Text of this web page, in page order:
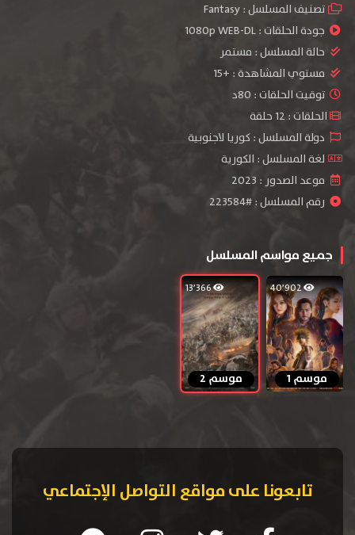
تصنيف المسلسل :Fantasy
جودة الحلقات :1080p WEB-DL
حالة المسلسل : مستمر
مستوي المشاهدة : +15
توقيت الحلقات : 80د
الحلقات : 12 حلقة
دولة المسلسل : كوريا لاجنوبية
لغة المسلسل : الكورية
موعد الصدور : 2023
رقم المسلسل : #223584
جميع مواسم المسلسل
40٬902
موسم 1
13٬366
موسم 2
تابعونا على مواقع التواصل الإجتماعي